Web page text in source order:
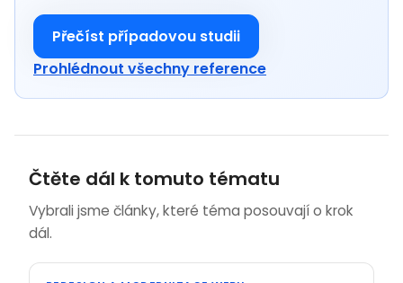
Přečíst případovou studii
Prohlédnout všechny reference
Čtěte dál k tomuto tématu
Vybrali jsme články, které téma posouvají o krok
dál.